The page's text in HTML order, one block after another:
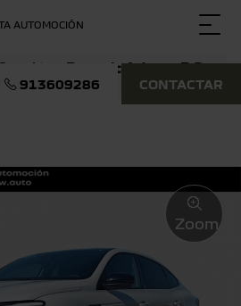
AUTOMOCIÓN
Renault Arkana R.S.
913609286 CONTACTAR
Zoom